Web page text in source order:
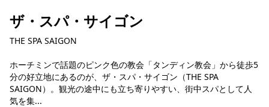
ザ・スパ・サイゴン
THE SPA SAIGON
ホーチミンで話題のピンク色の教会「タンディン教会」から徒歩5
分の好立地にあるのが、ザ・スパ・サイゴン（THE SPA
SAIGON）。観光の途中にも立ち寄りやすい、街中スパとして人
気を集...